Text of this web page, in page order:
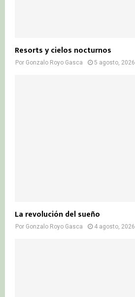
Resorts y cielos nocturnos
Por Gonzalo Royo Gasca 5 agosto, 2026
La revolución del sueño
Por Gonzalo Royo Gasca 4 agosto, 2026